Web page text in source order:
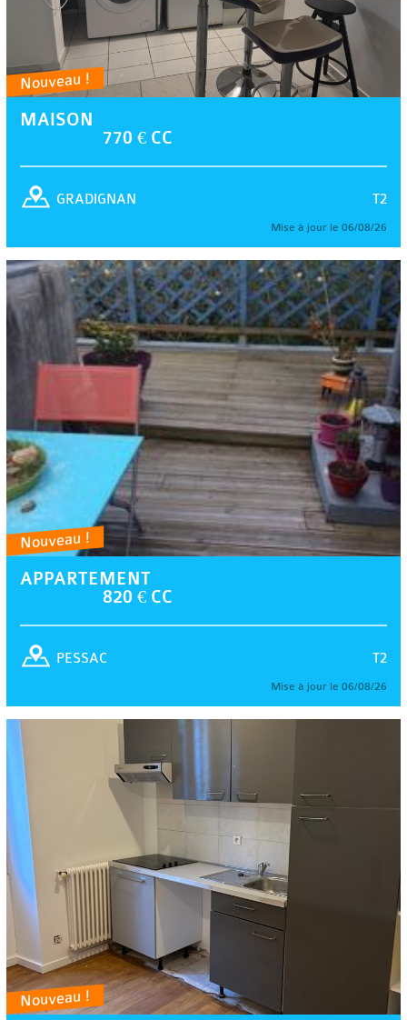
Nouveau !
MAISON
770 € CC
T2
GRADIGNAN
Mise à jour le 06/08/26
Nouveau !
APPARTEMENT
820 € CC
T2
PESSAC
Mise à jour le 06/08/26
Nouveau !